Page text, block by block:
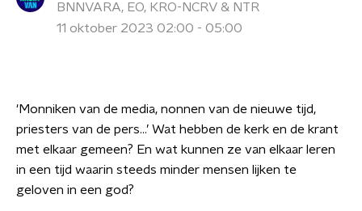
BNNVARA, EO, KRO-NCRV & NTR
11 oktober 2023 02:00 - 05:00
'Monniken van de media, nonnen van de nieuwe tijd,
priesters van de pers…’ Wat hebben de kerk en de krant
met elkaar gemeen? En wat kunnen ze van elkaar leren
in een tijd waarin steeds minder mensen lijken te
geloven in een god?